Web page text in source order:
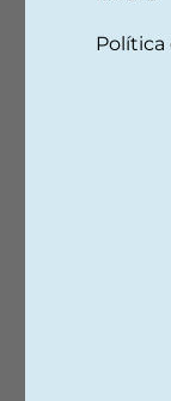
Política